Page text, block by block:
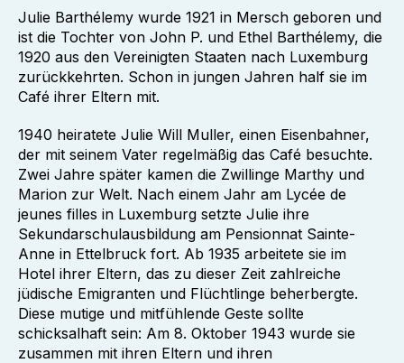
Julie Barthélemy wurde 1921 in Mersch geboren und
ist die Tochter von John P. und Ethel Barthélemy, die
1920 aus den Vereinigten Staaten nach Luxemburg
zurückkehrten. Schon in jungen Jahren half sie im
Café ihrer Eltern mit.
1940 heiratete Julie Will Muller, einen Eisenbahner,
der mit seinem Vater regelmäßig das Café besuchte.
Zwei Jahre später kamen die Zwillinge Marthy und
Marion zur Welt. Nach einem Jahr am Lycée de
jeunes filles in Luxemburg setzte Julie ihre
Sekundarschulausbildung am Pensionnat Sainte-
Anne in Ettelbruck fort. Ab 1935 arbeitete sie im
Hotel ihrer Eltern, das zu dieser Zeit zahlreiche
jüdische Emigranten und Flüchtlinge beherbergte.
Diese mutige und mitfühlende Geste sollte
schicksalhaft sein: Am 8. Oktober 1943 wurde sie
zusammen mit ihren Eltern und ihren